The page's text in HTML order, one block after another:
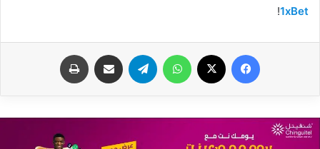
1xBet
!
فيسبوك واتساب تيلقرام مشاركة عبر البريد